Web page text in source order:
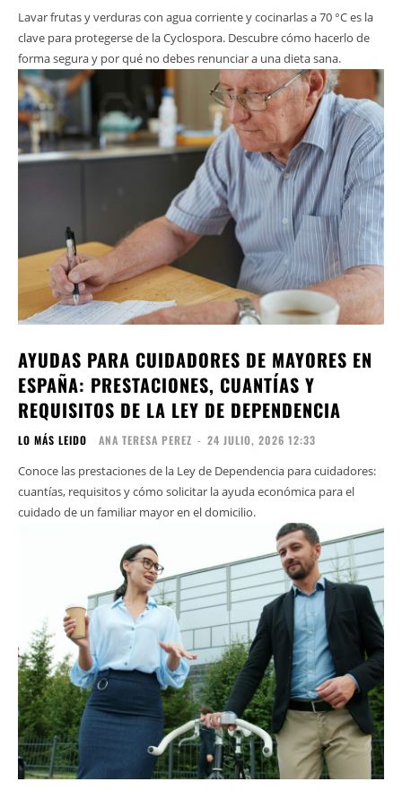
Lavar frutas y verduras con agua corriente y cocinarlas a 70 °C es la
clave para protegerse de la Cyclospora. Descubre cómo hacerlo de
forma segura y por qué no debes renunciar a una dieta sana.
AYUDAS PARA CUIDADORES DE MAYORES EN
ESPAÑA: PRESTACIONES, CUANTÍAS Y
REQUISITOS DE LA LEY DE DEPENDENCIA
LO MÁS LEIDO ANA TERESA PEREZ - 24 JULIO, 2026 12:33
Conoce las prestaciones de la Ley de Dependencia para cuidadores:
cuantías, requisitos y cómo solicitar la ayuda económica para el
cuidado de un familiar mayor en el domicilio.